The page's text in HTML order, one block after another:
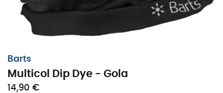
Barts
Multicol Dip Dye - Gola
14,90 €